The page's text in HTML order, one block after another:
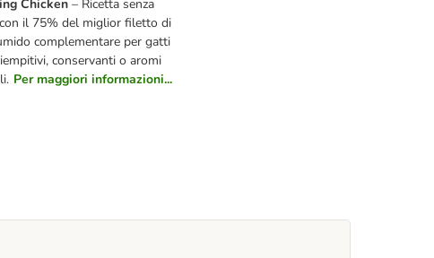
Chicken– Ricetta senza
il 75% del miglior filetto di
complementare per gatti
conservanti o aromi
Per maggiori informazioni...